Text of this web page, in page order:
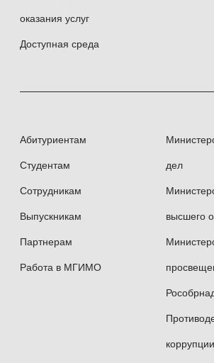
оказания услуг
Доступная среда
Абитуриентам
Студентам
Сотрудникам
Выпускникам
Партнерам
Работа в МГИМО
дел
высшего
коррупции